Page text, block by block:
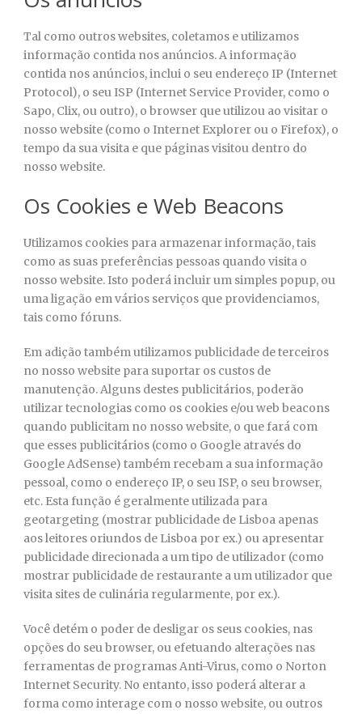
Tal como outros websites, coletamos e utilizamos
informação contida nos anúncios. A informação
contida nos anúncios, inclui o seu endereço IP (Internet
Protocol), o seu ISP (Internet Service Provider, como o
Sapo, Clix, ou outro), o browser que utilizou ao visitar o
nosso website (como o Internet Explorer ou o Firefox), o
tempo da sua visita e que páginas visitou dentro do
nosso website.
Os Cookies e Web Beacons
Utilizamos cookies para armazenar informação, tais
como as suas preferências pessoas quando visita o
nosso website. Isto poderá incluir um simples popup, ou
uma ligação em vários serviços que providenciamos,
tais como fóruns.
Em adição também utilizamos publicidade de terceiros
no nosso website para suportar os custos de
manutenção. Alguns destes publicitários, poderão
utilizar tecnologias como os cookies e/ou web beacons
quando publicitam no nosso website, o que fará com
que esses publicitários (como o Google através do
Google AdSense) também recebam a sua informação
pessoal, como o endereço IP, o seu ISP, o seu browser,
etc. Esta função é geralmente utilizada para
geotargeting (mostrar publicidade de Lisboa apenas
aos leitores oriundos de Lisboa por ex.) ou apresentar
publicidade direcionada a um tipo de utilizador (como
mostrar publicidade de restaurante a um utilizador que
visita sites de culinária regularmente, por ex.).
Você detém o poder de desligar os seus cookies, nas
opções do seu browser, ou efetuando alterações nas
ferramentas de programas Anti-Virus, como o Norton
Internet Security. No entanto, isso poderá alterar a
forma como interage com o nosso website, ou outros